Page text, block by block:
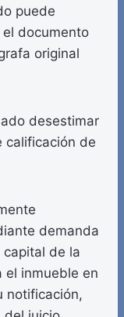
puede
documento
original
desestimar
calificación de
demanda
de la
el inmueble en
notificación,